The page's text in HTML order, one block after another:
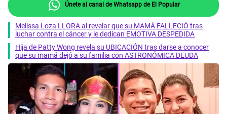
Únete al canal de Whatsapp de El Popular
Melissa Loza LLORA al revelar que su MAMÁ FALLECIÓ tras
luchar contra el cáncer y le dedican EMOTIVA DESPEDIDA
Hija de Patty Wong revela su UBICACIÓN tras darse a conocer
que su mamá dejó a su familia con ASTRONÓMICA DEUDA